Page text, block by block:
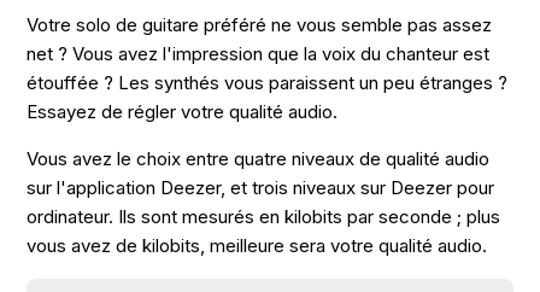
Votre solo de guitare préféré ne vous semble pas assez
net ? Vous avez l'impression que la voix du chanteur est
étouffée ? Les synthés vous paraissent un peu étranges ?
Essayez de régler votre qualité audio.
Vous avez le choix entre quatre niveaux de qualité audio
sur l'application Deezer, et trois niveaux sur Deezer pour
ordinateur. Ils sont mesurés en kilobits par seconde ; plus
vous avez de kilobits, meilleure sera votre qualité audio.